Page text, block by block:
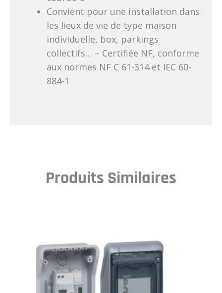
Convient pour une installation dans
les lieux de vie de type maison
individuelle, box, parkings
collectifs… – Certifiée NF, conforme
aux normes NF C 61-314 et IEC 60-
884-1
Produits Similaires